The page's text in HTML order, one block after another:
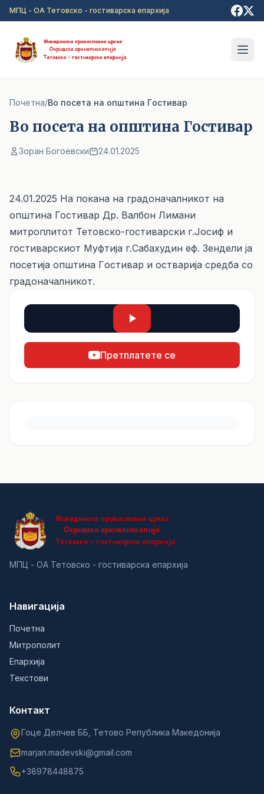
Прејди на главна содржина
МПЦ - ОА Тетовско - гостиварска епархија
Почетна/Bo посета на општина Гoстивар
Bo посета на општина Гoстивар
Зоран Богоевски 24.01.2025
24.01.2025 На покана на градоначалникот на
општина Гостивар Др. Валбон Лимани
митроплитот Тетовско-гостиварски г.Јосиф и
гостиварскиот Муфтија г.Сабахудин еф. Зендели ја
посетија општина Гoстивар и остварија средба со
градоначалникот.
Претплатете се
МПЦ - ОА Тетовско - гостиварска епархија
Навигација
Почетна
Митрополит
Епархија
Текстови
Контакт
Гоце Делчев ББ, Тетово Република Македонија
marjan.madevski@gmail.com
+38978448875